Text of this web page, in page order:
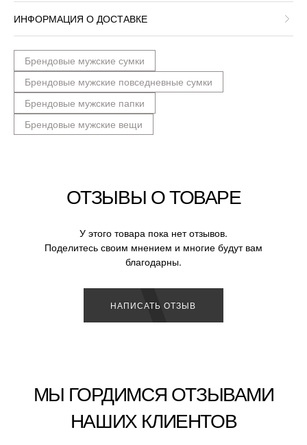
ИНФОРМАЦИЯ О ДОСТАВКЕ
Брендовые мужские сумки
Брендовые мужские повседневные сумки
Брендовые мужские папки
Брендовые мужские вещи
ОТЗЫВЫ О ТОВАРЕ
У этого товара пока нет отзывов.
Поделитесь своим мнением и многие будут вам
благодарны.
НАПИСАТЬ ОТЗЫВ
МЫ ГОРДИМСЯ ОТЗЫВАМИ
НАШИХ КЛИЕНТОВ